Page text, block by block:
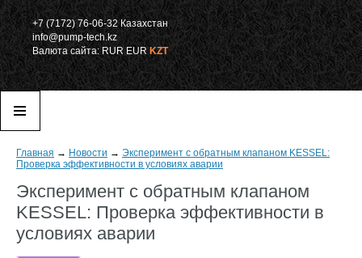
+7 (7172) 76-06-32 Казахстан
info@pump-tech.kz
Валюта сайта: RUR EUR KZT
Главная → Новости → Эксперимент с обратным клапаном KESSEL:
Проверка эффективности в условиях аварии
Эксперимент с обратным клапаном
KESSEL: Проверка эффективности в
условиях аварии